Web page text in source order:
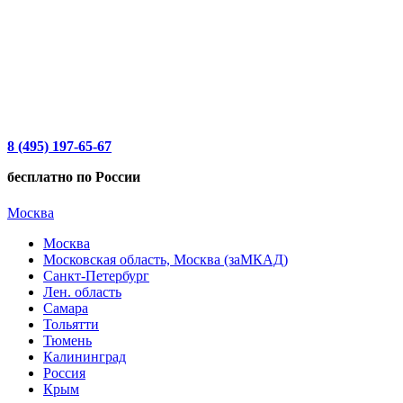
8 (495) 197-65-67
бесплатно по России
Москва
Москва
Московская область, Москва (заМКАД)
Санкт-Петербург
Лен. область
Самара
Тольятти
Тюмень
Калининград
Россия
Крым